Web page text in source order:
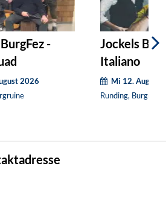
-
2026
Jockels
Italiano
Mi 12. August
Runding, Burgruine